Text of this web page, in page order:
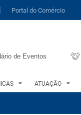
Portal do Comércio
de Eventos
ATUAÇÃO